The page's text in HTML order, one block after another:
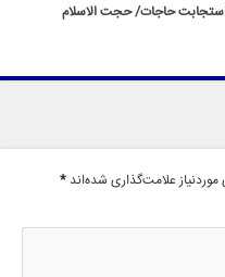
استجابت حاجات/ حجت الاسلام
علامت‌گذاری شده‌اند *